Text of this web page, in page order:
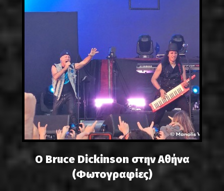
Ο Bruce Dickinson στην Αθήνα
(Φωτογραφίες)